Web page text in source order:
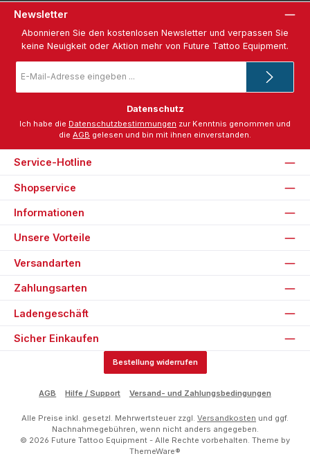
Newsletter
Abonnieren Sie den kostenlosen Newsletter und verpassen Sie
keine Neuigkeit oder Aktion mehr von Future Tattoo Equipment.
Mail-
*
Datenschutz
Ich habe die Datenschutzbestimmungen zur Kenntnis genommen und
die AGB gelesen und bin mit ihnen einverstanden.
Service-Hotline
Shopservice
Informationen
Unsere Vorteile
Versandarten
Zahlungsarten
Ladengeschäft
Sicher Einkaufen
Bestellung widerrufen
AGB Hilfe / Support Versand- und Zahlungsbedingungen
Alle Preise inkl. gesetzl. Mehrwertsteuer zzgl. Versandkosten und ggf.
Nachnahmegebühren, wenn nicht anders angegeben.
© 2026 Future Tattoo Equipment - Alle Rechte vorbehalten. Theme by
ThemeWare®